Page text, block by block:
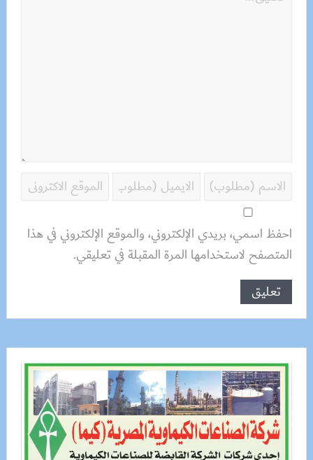
احفظ اسمي، بريدي الإلكتروني، والموقع الإلكتروني في هذا
المتصفح لاستخدامها المرة المقبلة في تعليقي.